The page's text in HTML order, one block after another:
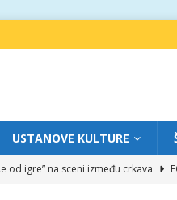
USTANOVE KULTURE
od igre” na sceni između crkava